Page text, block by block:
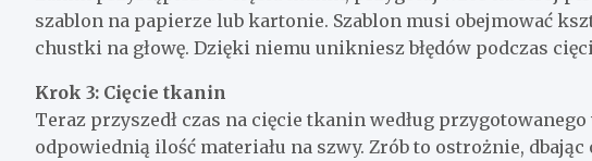
szablon na papierze lub kartonie. Szablon musi obejmować
chustki na głowę. Dzięki niemu unikniesz błędów podczas
Krok 3: Cięcie tkanin
Teraz przyszedł czas na cięcie tkanin według
odpowiednią ilość materiału na szwy. Zrób to ostrożnie, dbając